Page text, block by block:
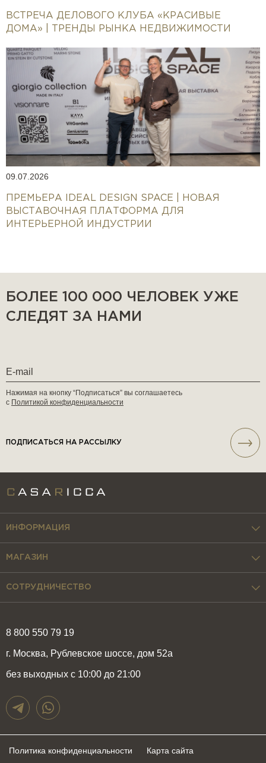
ВСТРЕЧА ДЕЛОВОГО КЛУБА «КРАСИВЫЕ
ДОМА» | ТРЕНДЫ РЫНКА НЕДВИЖИМОСТИ
09.07.2026
ПРЕМЬЕРА IDEAL DESIGN SPACE | НОВАЯ
ВЫСТАВОЧНАЯ ПЛАТФОРМА ДЛЯ
ИНТЕРЬЕРНОЙ ИНДУСТРИИ
БОЛЕЕ 100 000 ЧЕЛОВЕК УЖЕ
СЛЕДЯТ ЗА НАМИ
Нажимая на кнопку “Подписаться” вы соглашаетесь
с Политикой конфиденциальности
ПОДПИСАТЬСЯ НА РАССЫЛКУ
8 800 550 79 19
г. Москва, Рублевское шоссе, дом 52а
без выходных с 10:00 до 21:00
ИНФОРМАЦИЯ
МАГАЗИН
СОТРУДНИЧЕСТВО
Политика конфиденциальности Карта сайта